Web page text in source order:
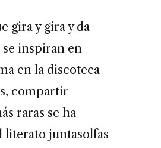
gira y gira y da
se inspiran en
en la discoteca
compartir
raras se ha
literato juntasolfas